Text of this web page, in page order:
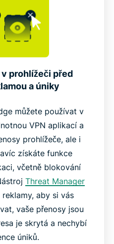
prohlížeči před
a úniky
můžete používat v
VPN aplikací a
prohlížeče, ale i
získáte funkce
včetně blokování
Threat Manager
aby si vás
vaše přenosy jsou
je skrytá a nechybí
úniků.